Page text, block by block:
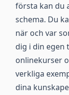
första kan du
schema. Du
när och var
dig i din egen
onlinekurser
verkliga
dina